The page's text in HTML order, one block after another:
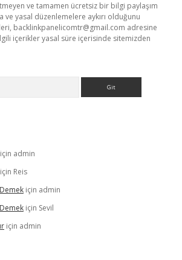
ve tamamen ücretsiz bir bilgi paylaşım
yasal düzenlemelere aykırı olduğunu
backlinkpanelicomtr@gmail.com adresine
içerikler yasal süre içerisinde sitemizden
için admin
için Reis
için admin
için Sevil
için admin